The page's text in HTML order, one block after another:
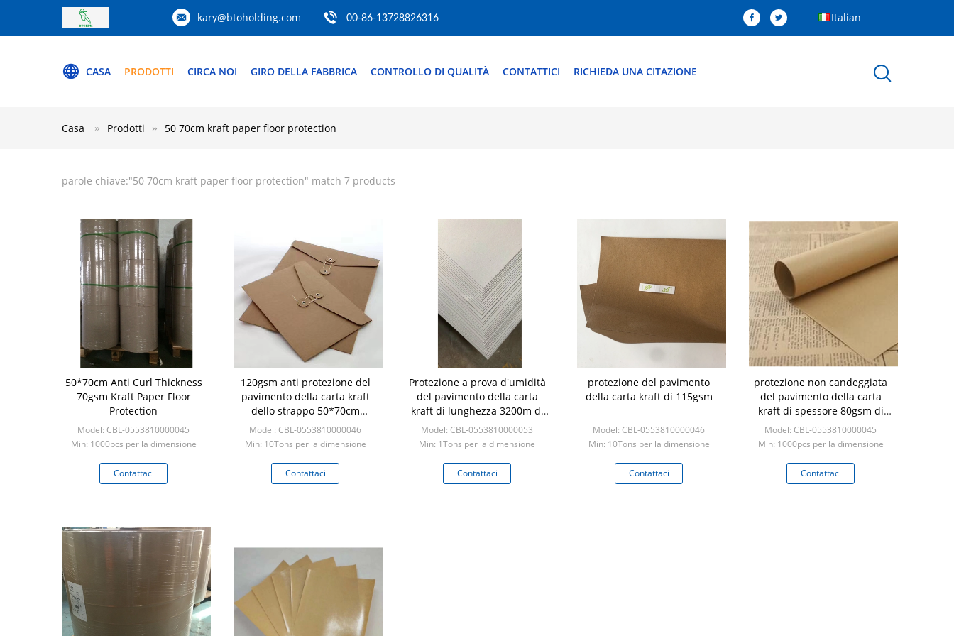
kary@btoholding.com 00-86-13728826316 Italian
CASA PRODOTTI CIRCA NOI GIRO DELLA FABBRICA CONTROLLO DI QUALITÀ CONTATTICI RICHIEDA UNA CITAZIONE
Casa Prodotti 50 70cm kraft paper floor protection
parole chiave:"50 70cm kraft paper floor protection" match 7 products
50*70cm Anti Curl Thickness
70gsm Kraft Paper Floor
Protection
Model: CBL-0553810000045
Min: 1000pcs per la dimensione
Contattaci
120gsm anti protezione del
pavimento della carta kraft
dello strappo 50*70cm
70*100cm
Model: CBL-0553810000046
Min: 10Tons per la dimensione
Contattaci
Protezione a prova d'umidità
del pavimento della carta
kraft di lunghezza 3200m di
spessore 250gsm
Model: CBL-0553810000053
Min: 1Tons per la dimensione
Contattaci
protezione del pavimento
della carta kraft di 115gsm
Model: CBL-0553810000046
Min: 10Tons per la dimensione
Contattaci
protezione non candeggiata
del pavimento della carta
kraft di spessore 80gsm di
70*100cm
Model: CBL-0553810000045
Min: 1000pcs per la dimensione
Contattaci